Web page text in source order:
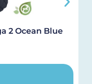
2 Ocean Blue